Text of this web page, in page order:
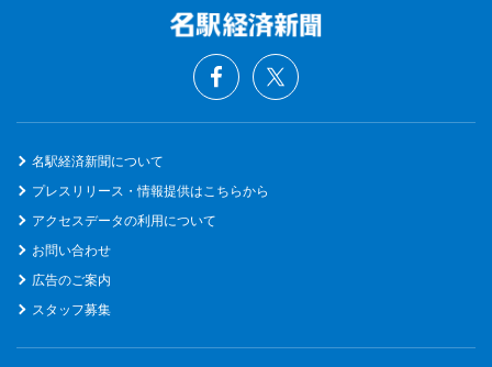
名駅経済新聞について
プレスリリース・情報提供はこちらから
アクセスデータの利用について
お問い合わせ
広告のご案内
スタッフ募集